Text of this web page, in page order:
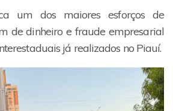
um dos maiores esforços de
de dinheiro e fraude empresarial
já realizados no Piauí.